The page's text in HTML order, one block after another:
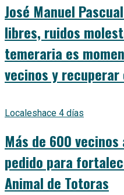
José Manuel
libres, ruidos
temeraria es
vecinos y
Localeshace 4 días
Más de 600
pedido para
Animal de Totoras